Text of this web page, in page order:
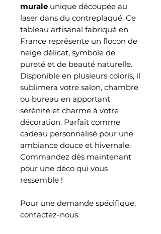
murale unique découpée au
laser dans du contreplaqué. Ce
tableau artisanal fabriqué en
France représente un flocon de
neige délicat, symbole de
pureté et de beauté naturelle.
Disponible en plusieurs coloris, il
sublimera votre salon, chambre
ou bureau en apportant
sérénité et charme à votre
décoration. Parfait comme
cadeau personnalisé pour une
ambiance douce et hivernale.
Commandez dès maintenant
pour une déco qui vous
ressemble !
Pour une demande spécifique,
contactez-nous.